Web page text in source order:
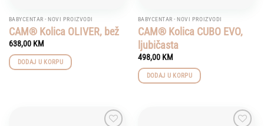
BABYCENTAR - NOVI PROIZVODI
CAM® Kolica OLIVER, bež
638,00 KM
DODAJ U KORPU
BABYCENTAR - NOVI PROIZVODI
CAM® Kolica CUBO EVO,
ljubičasta
498,00 KM
DODAJ U KORPU